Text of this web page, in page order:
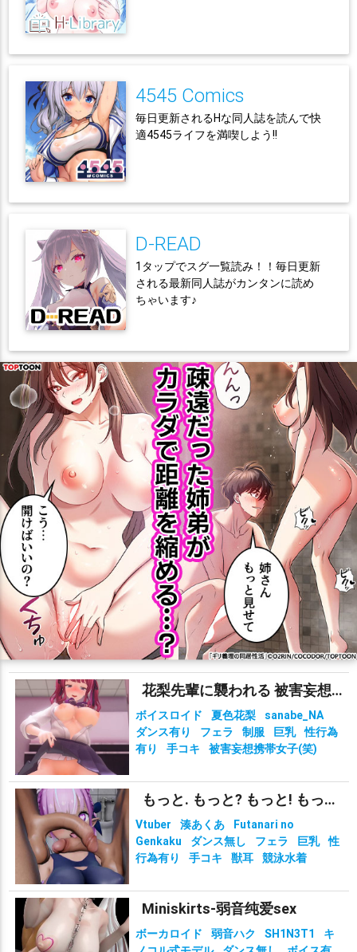
4545 Comics
毎日更新されるHな同人誌を読んで快
適4545ライフを満喫しよう!!
D-READ
1タップでスグ一覧読み！！毎日更新
される最新同人誌がカンタンに読め
ちゃいます♪
花梨先輩に襲われる 被害妄想携帯女子（笑）
ボイスロイド 夏色花梨
sanabe_NA
ダンス有り
フェラ 制服 巨乳
性行為
有り
手コキ 被害妄想携帯女子(笑)
もっと. もっと? もっと! もっと!?!?
Vtuber 湊あくあ
Futanari no
Genkaku
ダンス無し フェラ 巨乳
性
行為有り
手コキ 獣耳 競泳水着
Miniskirts-弱音纯爱sex
ボーカロイド 弱音ハク SH1N3T1
キ